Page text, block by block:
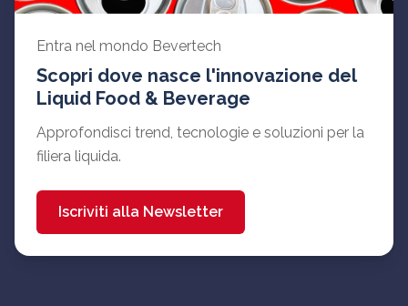
Entra nel mondo Bevertech
Scopri dove nasce l'innovazione del
Liquid Food & Beverage
Approfondisci trend, tecnologie e soluzioni per la
filiera liquida.
Iscriviti alla Newsletter